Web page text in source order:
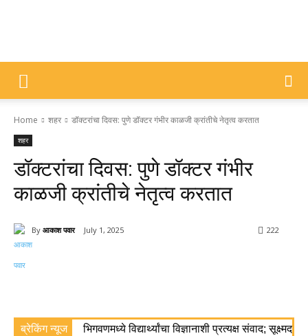
DIVYAJYOTI
SAMACHAR
Home शहर डॉक्टरांचा दिवस: पुणे डॉक्टर गंभीर काळजी क्रांतीचे नेतृत्व करतात
शहर
डॉक्टरांचा दिवस: पुणे डॉक्टर गंभीर
काळजी क्रांतीचे नेतृत्व करतात
By आकाश पवार July 1, 2025 222
ब्रेकिंग न्यूज भिगवणमध्ये विद्यार्थ्यांचा विज्ञानाशी प्रत्यक्ष संवाद;